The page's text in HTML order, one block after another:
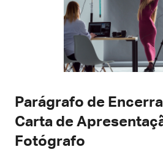
Parágrafo de
Carta de
Fotógrafo